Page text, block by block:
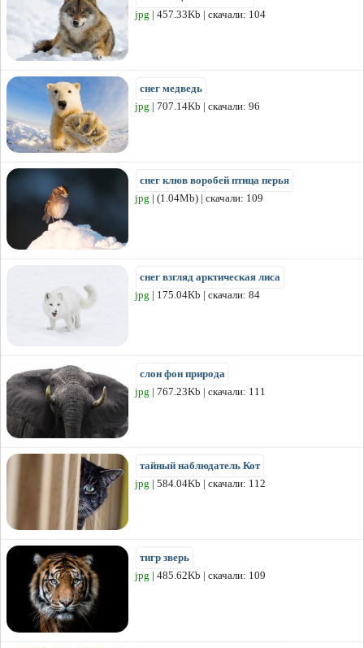
jpg | 457.33Kb | скачали: 104
снег медведь
jpg | 707.14Kb | скачали: 96
снег клюв воробей птица перья
jpg | (1.04Mb) | скачали: 109
снег взгляд арктическая лиса
jpg | 175.04Kb | скачали: 84
слон фон природа
jpg | 767.23Kb | скачали: 111
тайный наблюдатель Кот
jpg | 584.04Kb | скачали: 112
тигр зверь
jpg | 485.62Kb | скачали: 109